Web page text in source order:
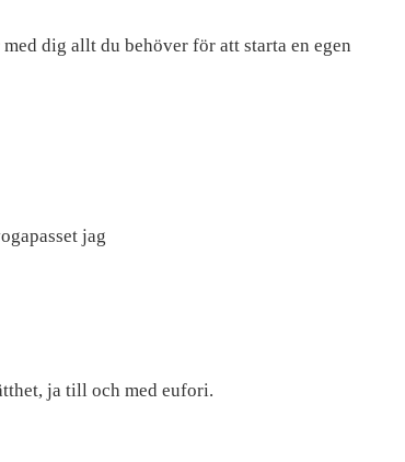
dig allt du behöver för att starta en egen
jag
ja till och med eufori.